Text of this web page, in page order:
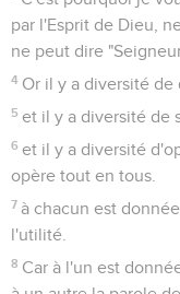
par l'Esprit de Dieu,
ne peut dire
4 Or il y a diversité de
5 et il y a diversité de
6 et il y a diversité
opère tout en tous.
7 à chacun est
l'utilité.
8 Car à l'un est